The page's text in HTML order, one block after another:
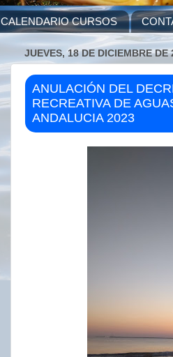
CALENDARIO CURSOS
JUEVES, 18 DE DICIEMBRE DE
ANULACIÓN DEL
RECREATIVA DE
ANDALUCIA 2023